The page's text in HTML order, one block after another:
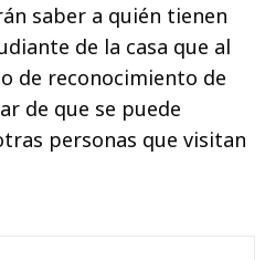
saber a quién tienen
de la casa que al
de reconocimiento de
de que se puede
personas que visitan